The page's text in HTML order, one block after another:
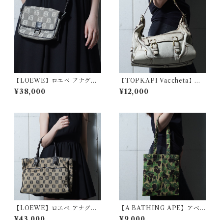
【LOEWE】ロエベ アナグラ
ムロゴ総柄レザー・キャンバ
スショルダーバッグ blackwhi
¥38,000
【TOPKAPI Vaccheta】レ
ザーショルダーバッグ ivory
¥12,000
【LOEWE】ロエベ アナグラ
ムロゴ総柄レザー・キャンバ
【A BATHING APE】アベイ
シングエイプ Y2K カモフラー